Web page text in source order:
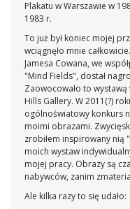
Plakatu w Warszawie w
1983 r.
To już był koniec mojej
wciągnęło mnie
Jamesa Cowana, we
"Mind Fields", dostał
Zaowocowało to
Hills Gallery. W 2011(?)
ogólnoświatowy konkurs
moimi obrazami.
zrobiłem inspirowany nią
moich wystaw
mojej pracy. Obrazy są
nabywców, zanim
Ale kilka razy to się udało: